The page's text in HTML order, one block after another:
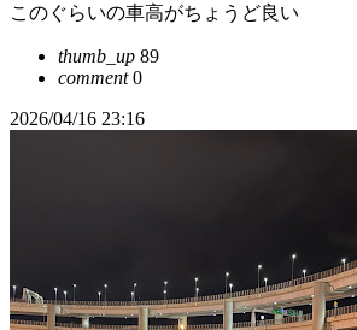
このぐらいの車高がちょうど良い
thumb_up 89
comment0
2026/04/16 23:16